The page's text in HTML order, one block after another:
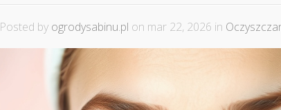
Posted by ogrodysabinu.pl on mar 22, 2026 in